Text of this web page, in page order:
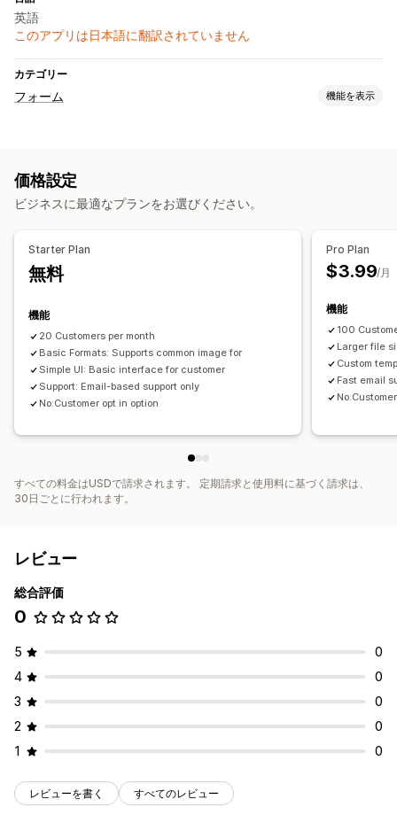
英語
このアプリは日本語に翻訳されていません
カテゴリー
フォーム 機能を表示
価格設定
ビジネスに最適なプランをお選びください。
Starter Plan
無料
機能
20 Customers per month
Basic Formats: Supports common image for
Simple UI: Basic interface for customer
Support: Email-based support only
No:Customer opt in option
Pro Plan
$3.99/月
機能
100
Larger file
Custom
Fast email
すべての料金はUSDで請求されます。 定期請求と使用料に基づく請求は、
30日ごとに行われます。
レビュー
総合評価
0
5
0
4
0
3
0
2
0
1
0
レビューを書く すべてのレビュー